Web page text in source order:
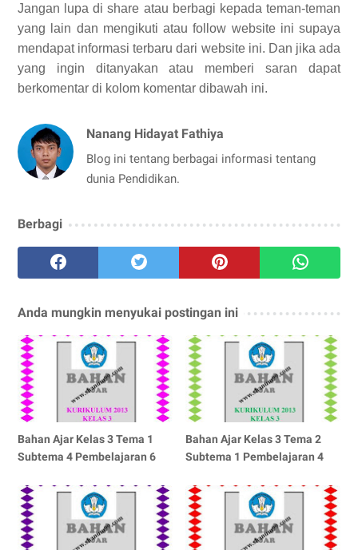
Jangan lupa di share atau berbagi kepada teman-teman
yang lain dan mengikuti atau follow website ini supaya
mendapat informasi terbaru dari website ini. Dan jika ada
yang ingin ditanyakan atau memberi saran dapat
berkomentar di kolom komentar dibawah ini.
Nanang Hidayat Fathiya
Blog ini tentang berbagai informasi tentang
dunia Pendidikan.
Berbagi
Anda mungkin menyukai postingan ini
Bahan Ajar Kelas 3 Tema 1
Subtema 4 Pembelajaran 6
Bahan Ajar Kelas 3 Tema 2
Subtema 1 Pembelajaran 4